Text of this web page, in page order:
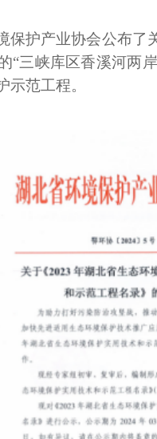
保护产业协会公布了
“三峡库区香溪河两
示范工程。